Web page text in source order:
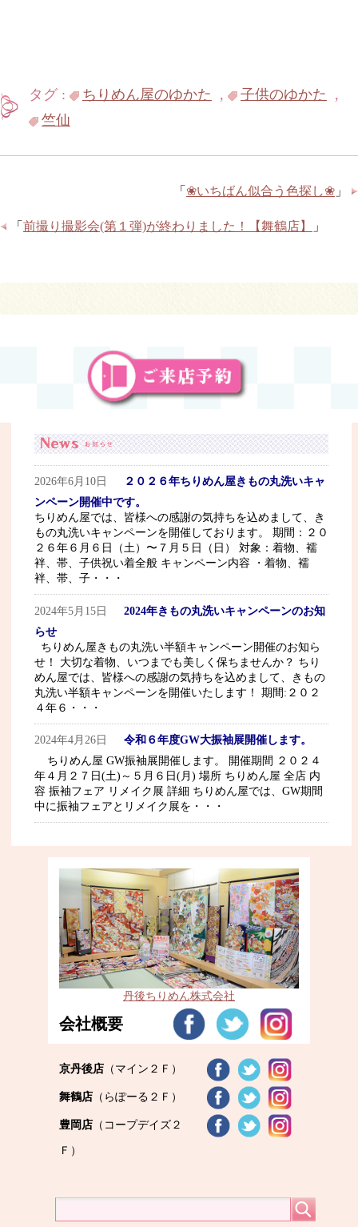
タグ : ちりめん屋のゆかた , 子供のゆかた
,
竺仙
「 ❀いちばん似合う色探し❀ 」
「 前撮り撮影会(第１弾)が終わりました！【舞鶴店】 」
2026年6月10日
２０２６年ちりめん屋きもの丸洗いキャ
ンペーン開催中です。
ちりめん屋では、皆様への感謝の気持ちを込めまして、き
もの丸洗いキャンペーンを開催しております。 期間：２０
２６年６月６日（土）〜７月５日（日） 対象：着物、襦
袢、帯、子供祝い着全般 キャンペーン内容 ・着物、襦
袢、帯、子・・・
2024年5月15日
2024年きもの丸洗いキャンペーンのお知
らせ
ちりめん屋きもの丸洗い半額キャンペーン開催のお知ら
せ！ 大切な着物、いつまでも美しく保ちませんか？ ちり
めん屋では、皆様への感謝の気持ちを込めまして、きもの
丸洗い半額キャンペーンを開催いたします！ 期間:２０２
４年６・・・
2024年4月26日
令和６年度GW大振袖展開催します。
ちりめん屋 GW振袖展開催します。 開催期間 ２０２４
年４月２７日(土)～５月６日(月) 場所 ちりめん屋 全店 内
容 振袖フェア リメイク展 詳細 ちりめん屋では、GW期間
中に振袖フェアとリメイク展を・・・
丹後ちりめん株式会社
会社概要
京丹後店 （マイン２Ｆ）
舞鶴店 （らぽーる２Ｆ）
豊岡店 （コープデイズ２
Ｆ）